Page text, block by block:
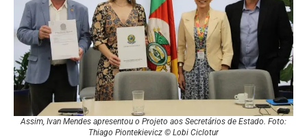
Assim, Ivan Mendes apresentou o Projeto aos Secretários de Estado. Foto:
Thiago Piontekievicz © Lobi Ciclotur